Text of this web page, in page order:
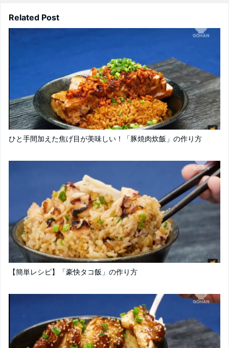
Related Post
ひと手間加えた焦げ目が美味しい！「豚焼肉炊飯」の作り方
【簡単レシピ】「豪快タコ飯」の作り方